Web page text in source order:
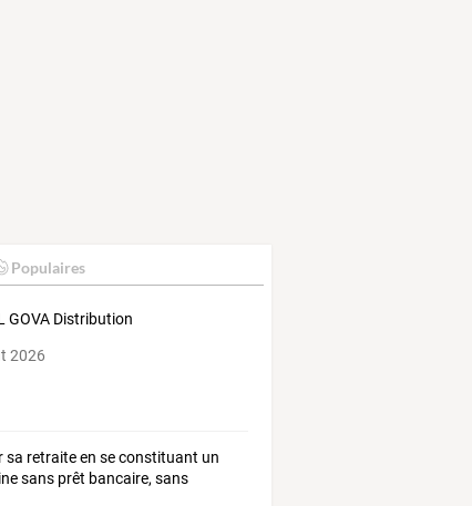
Populaires
GOVA Distribution
2026
sa retraiteen seconstituant un
sans prêt bancaire, sans